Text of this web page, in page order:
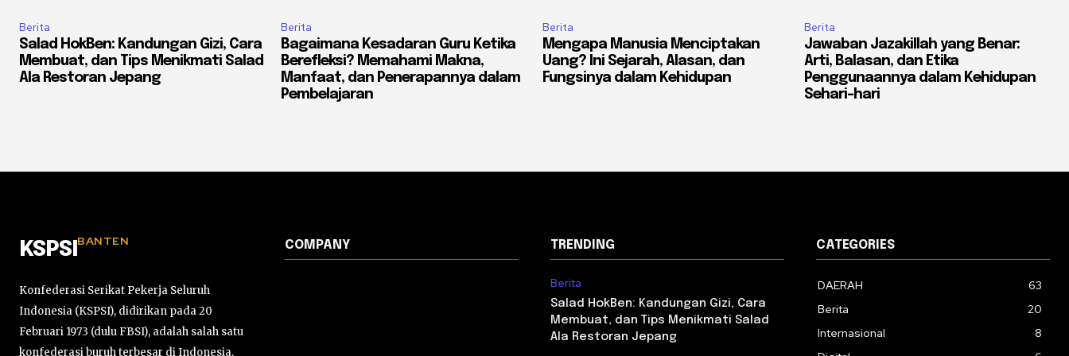
Berita
Salad HokBen: Kandungan Gizi, Cara
Membuat, dan Tips Menikmati Salad
Ala Restoran Jepang
Berita
Bagaimana Kesadaran Guru Ketika
Berefleksi? Memahami Makna,
Manfaat, dan Penerapannya dalam
Pembelajaran
Berita
Mengapa Manusia Menciptakan
Uang? Ini Sejarah, Alasan, dan
Fungsinya dalam Kehidupan
Berita
Jawaban Jazakillah yang Benar:
Arti, Balasan, dan Etika
Penggunaannya dalam Kehidupan
Sehari-hari
KSPSI BANTEN
Konfederasi Serikat Pekerja Seluruh
Indonesia (KSPSI), didirikan pada 20
Februari 1973 (dulu FBSI), adalah salah satu
konfederasi buruh terbesar di Indonesia.
COMPANY TRENDING
Berita
Salad HokBen: Kandungan Gizi, Cara
Membuat, dan Tips Menikmati Salad
Ala Restoran Jepang
CATEGORIES
DAERAH
63
Berita
20
Internasional
8